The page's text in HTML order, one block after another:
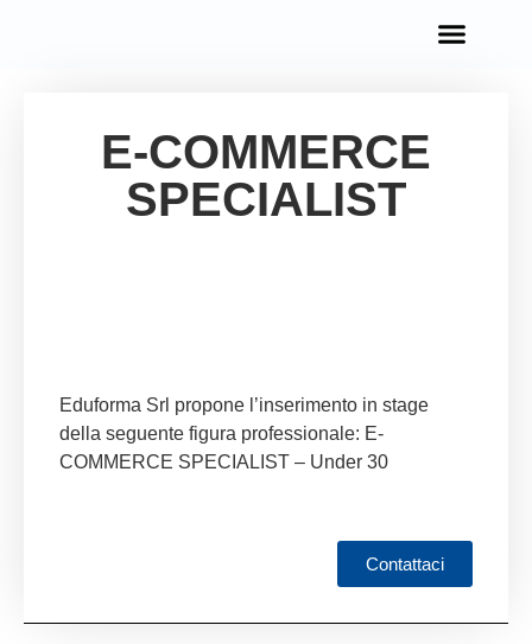
E-COMMERCE
SPECIALIST
Eduforma Srl propone l’inserimento in stage
della seguente figura professionale: E-
COMMERCE SPECIALIST – Under 30
Contattaci